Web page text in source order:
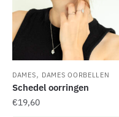
DAMES, DAMES OORBELLEN
Schedel oorringen
€19,60